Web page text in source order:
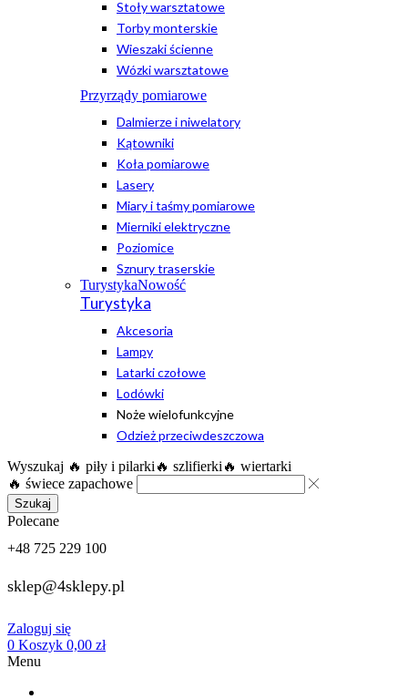
Stoły warsztatowe
Torby monterskie
Wieszaki ścienne
Wózki warsztatowe
Przyrządy pomiarowe
Dalmierze i niwelatory
Kątowniki
Koła pomiarowe
Lasery
Miary i taśmy pomiarowe
Mierniki elektryczne
Poziomice
Sznury traserskie
TurystykaNowość
Turystyka
Akcesoria
Lampy
Latarki czołowe
Lodówki
Noże wielofunkcyjne
Odzież przeciwdeszczowa
Wyszukaj 🔥 piły i pilarki 🔥 szlifierki 🔥 wiertarki
🔥 świece zapachowe
Szukaj
Polecane
+48 725 229 100
sklep@4sklepy.pl
Zaloguj się
0 Koszyk 0,00 zł
Menu